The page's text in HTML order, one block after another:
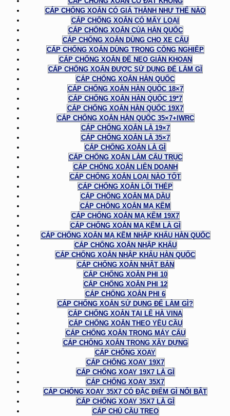
CÁP CHỐNG XOẮN CÓ GIÁ THÀNH NHƯ THẾ NÀO
CÁP CHỐNG XOẮN CÓ MẤY LOẠI
CÁP CHỐNG XOẮN CỦA HÀN QUỐC
CÁP CHỐNG XOẮN DÙNG CHO XE CẨU
CÁP CHỐNG XOẮN DÙNG TRONG CÔNG NGHIỆP
CÁP CHỐNG XOẮN ĐỂ NEO GIÀN KHOAN
CÁP CHỐNG XOẮN ĐƯỢC SỬ DỤNG ĐỂ LÀM GÌ
CÁP CHỐNG XOẮN HÀN QUỐC
CÁP CHỐNG XOẮN HÀN QUỐC 18×7
CÁP CHỐNG XOẮN HÀN QUỐC 19*7
CÁP CHỐNG XOẮN HÀN QUỐC 19X7
CÁP CHỐNG XOẮN HÀN QUỐC 35×7+IWRC
CÁP CHỐNG XOẮN LÀ 19×7
CÁP CHỐNG XOẮN LÀ 35×7
CÁP CHỐNG XOẮN LÀ GÌ
CÁP CHỐNG XOẮN LÀM CẨU TRỤC
CÁP CHỐNG XOẮN LIÊN DOANH
CÁP CHỐNG XOẮN LOẠI NÀO TỐT
CÁP CHỐNG XOẮN LÕI THÉP
CÁP CHỐNG XOẮN MẠ DẦU
CÁP CHỐNG XOẮN MẠ KẼM
CÁP CHỐNG XOẮN MẠ KẼM 19X7
CÁP CHỐNG XOẮN MẠ KẼM LÀ GÌ
CÁP CHỐNG XOẮN MẠ KẼM NHẬP KHẨU HÀN QUỐC
CÁP CHỐNG XOẮN NHẬP KHẨU
CÁP CHỐNG XOẮN NHẬP KHẨU HÀN QUỐC
CÁP CHỐNG XOẮN NHẬT BẢN
CÁP CHỐNG XOẮN PHI 10
CÁP CHỐNG XOẮN PHI 12
CÁP CHỐNG XOẮN PHI 6
CÁP CHỐNG XOẮN SỬ DỤNG ĐỂ LÀM GÌ?
CÁP CHỐNG XOẮN TẠI LÊ HÀ VINA
CÁP CHỐNG XOẮN THEO YÊU CẦU
CÁP CHỐNG XOẮN TRONG MÁY CẨU
CÁP CHỐNG XOẮN TRONG XÂY DỰNG
CÁP CHỐNG XOAY
CÁP CHỐNG XOAY 19X7
CÁP CHỐNG XOAY 19X7 LÀ GÌ
CÁP CHỐNG XOAY 35X7
CÁP CHỐNG XOAY 35X7 CÓ ĐẶC ĐIỂM GÌ NỔI BẬT
CÁP CHỐNG XOAY 35X7 LÀ GÌ
CÁP CHỦ CẦU TREO